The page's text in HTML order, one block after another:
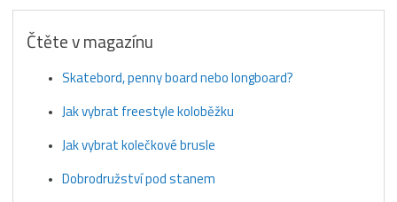
Čtěte v magazínu
Skatebord, penny board nebo longboard?
Jak vybrat freestyle koloběžku
Jak vybrat kolečkové brusle
Dobrodružství pod stanem